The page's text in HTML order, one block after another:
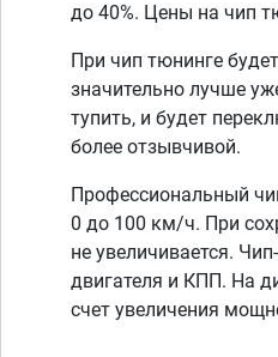
до 40%. Цены на чип
При чип тюнинге
значительно лучше
тупить, и будет
более отзывчивой.
Профессиональный
0 до 100 км/ч. При
не увеличивается.
двигателя и КПП. На
счет увеличения